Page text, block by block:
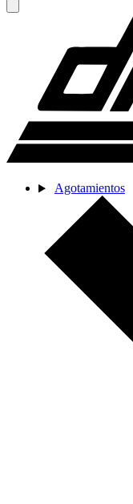
Agotamientos